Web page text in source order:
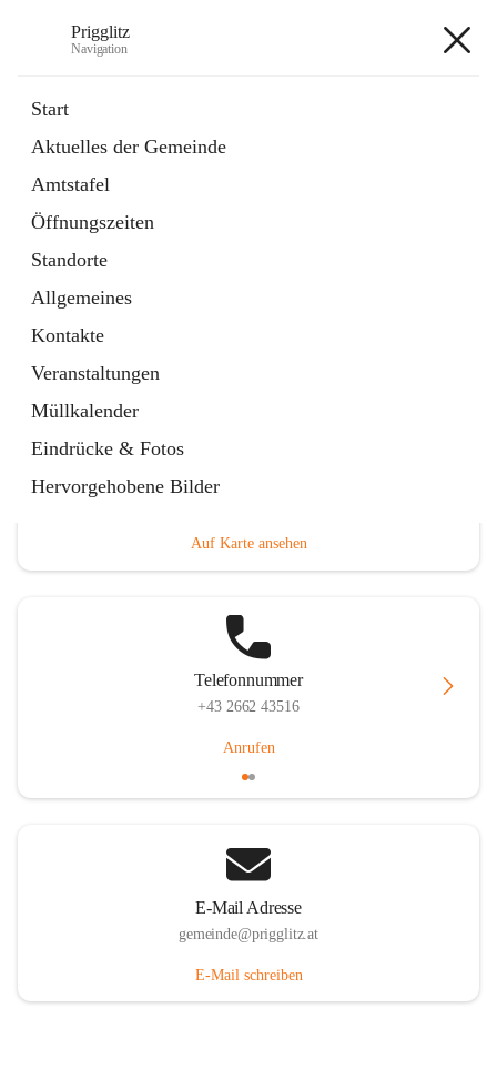
Prigglitz
Navigation
Start
Aktuelles der Gemeinde
Amtstafel
Öffnungszeiten
Standorte
Allgemeines
Kontakte
Veranstaltungen
Müllkalender
Eindrücke & Fotos
Hervorgehobene Bilder
Externe Webseite
in
Tab
Gemeindezeitung
Ordner
öffnet
in
neuem
Tab
Hauptadresse
Auf Karte ansehen
Telefonnummer
+43 2662 43516
Anrufen
E-Mail Adresse
gemeinde@prigglitz.at
E-Mail schreiben